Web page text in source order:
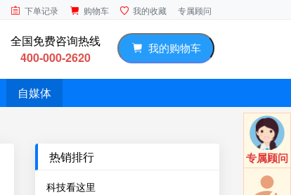
下单记录 购物车 我的收藏 专属顾问
全国免费咨询热线
400-000-2620
我的购物车
自媒体
热销排行
科技看这里
专属顾问